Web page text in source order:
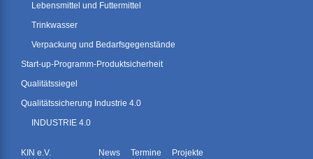
Lebensmittel und Futtermittel
Trinkwasser
Verpackung und Bedarfsgegenstände
Start-up-Programm-Produktsicherheit
Qualitätssiegel
Qualitätssicherung Industrie 4.0
INDUSTRIE 4.0
KIN e.V.
News Termine
Projekte